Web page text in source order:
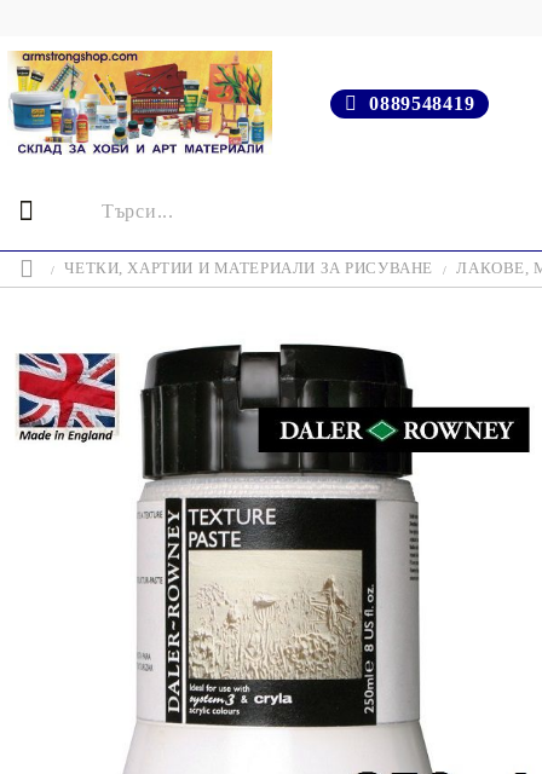
0889548419
ЧЕТКИ, ХАРТИИ И МАТЕРИАЛИ ЗА РИСУВАНЕ ЛАКОВЕ,